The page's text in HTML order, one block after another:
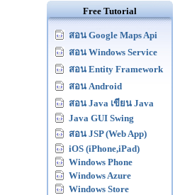
Free Tutorial
สอน Google Maps Api
สอน Windows Service
สอน Entity Framework
สอน Android
สอน Java เขียน Java
Java GUI Swing
สอน JSP (Web App)
iOS (iPhone,iPad)
Windows Phone
Windows Azure
Windows Store